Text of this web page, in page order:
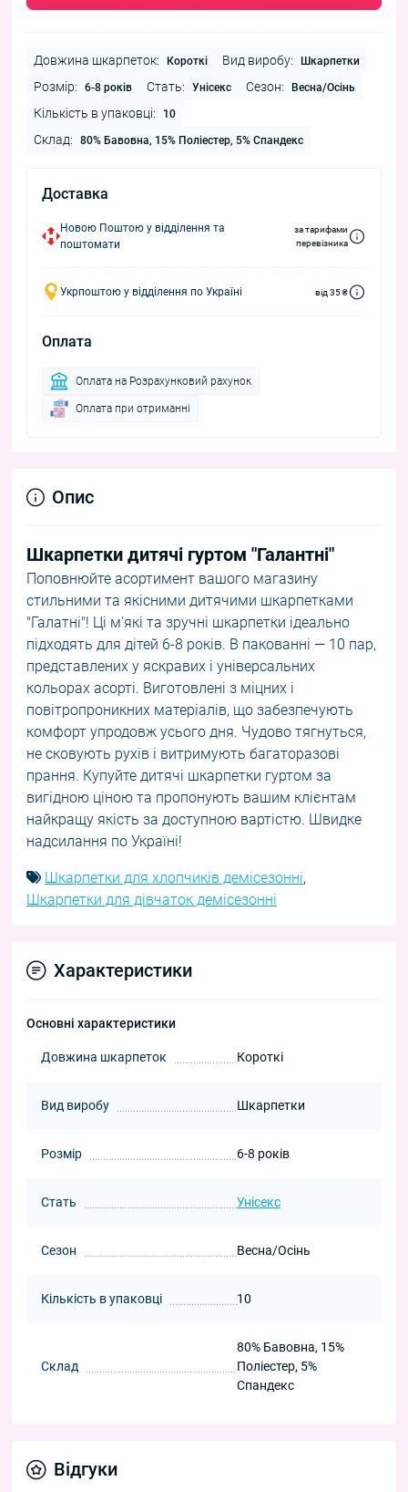
Довжина шкарпеток: Короткі Вид виробу: Шкарпетки
Розмір: 6-8 років Стать: Унісекс Сезон: Весна/Осінь
Кількість в упаковці: 10
Склад: 80% Бавовна, 15% Поліестер, 5% Спандекс
Доставка
Новою Поштою у відділення та
поштомати
за тарифами
перевізника
Укрпоштою у відділення по Україні від 35 ₴
Оплата
Оплата на Розрахунковий рахунок
Оплата при отриманні
Опис
Шкарпетки дитячі гуртом "Галантні"
Поповнюйте асортимент вашого магазину
стильними та якісними дитячими шкарпетками
"Галатні"! Ці м'які та зручні шкарпетки ідеально
підходять для дітей 6-8 років. В пакованні — 10 пар,
представлених у яскравих і універсальних
кольорах асорті. Виготовлені з міцних і
повітропроникних матеріалів, що забезпечують
комфорт упродовж усього дня. Чудово тягнуться,
не сковують рухів і витримують багаторазові
прання. Купуйте дитячі шкарпетки гуртом за
вигідною ціною та пропонують вашим клієнтам
найкращу якість за доступною вартістю. Швидке
надсилання по Україні!
Шкарпетки для хлопчиків демісезонні,
Шкарпетки для дівчаток демісезонні
Характеристики
Основні характеристики
Довжина шкарпеток Короткі
Вид виробу Шкарпетки
Розмір 6-8 років
Стать Унісекс
Сезон Весна/Осінь
Кількість в упаковці 10
Склад
80% Бавовна, 15%
Поліестер, 5%
Спандекс
Відгуки